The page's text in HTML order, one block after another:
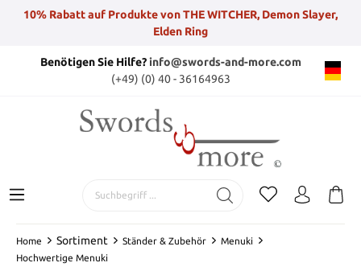
10% Rabatt auf Produkte von THE WITCHER, Demon Slayer,
Elden Ring
Benötigen Sie Hilfe?info@swords-and-more.com
(+49) (0) 40 - 36164963
Home Sortiment Ständer & Zubehör
Menuki
Hochwertige Menuki